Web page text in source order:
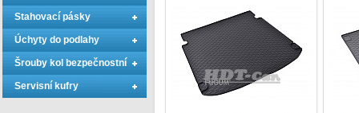
Stahovací pásky
Úchyty do podlahy
Šrouby kol bezpečnostní
Servisní kufry